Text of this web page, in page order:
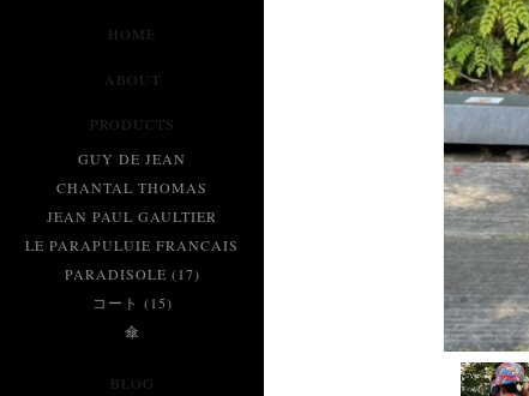
HOME
ABOUT
PRODUCTS
GUY DE JEAN
CHANTAL THOMAS
JEAN PAUL GAULTIER
LE PARAPULUIE FRANCAIS
PARADISOLE (17)
コート (15)
傘
BLOG